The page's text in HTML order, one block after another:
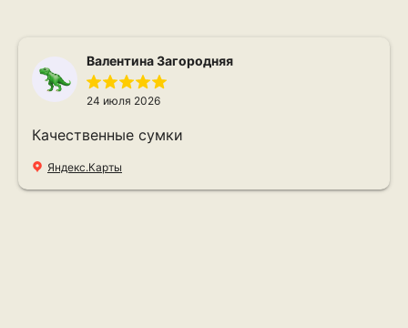
Валентина Загородняя
24 июля 2026
Качественные сумки
Яндекс.Карты